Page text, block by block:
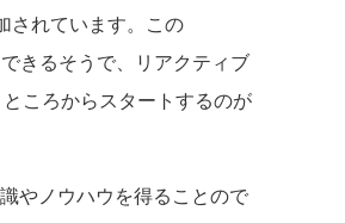
されています。この
きるそうで、リアクティブ
ころからスタートするのが
やノウハウを得ることので